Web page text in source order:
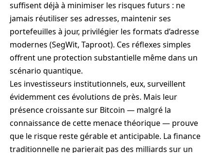
suffisent déjà à minimiser les risques futurs : ne
jamais réutiliser ses adresses, maintenir ses
portefeuilles à jour, privilégier les formats d’adresse
modernes (SegWit, Taproot). Ces réflexes simples
offrent une protection substantielle même dans un
scénario quantique.
Les investisseurs institutionnels, eux, surveillent
évidemment ces évolutions de près. Mais leur
présence croissante sur Bitcoin — malgré la
connaissance de cette menace théorique — prouve
que le risque reste gérable et anticipable. La finance
traditionnelle ne parierait pas des milliards sur un